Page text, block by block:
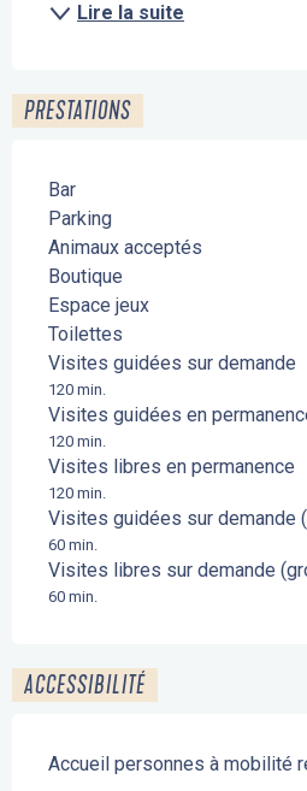
Lire la suite
PRESTATIONS
Bar
Parking
Animaux acceptés
Boutique
Espace jeux
Toilettes
Visites guidées sur demande
120 min.
Visites guidées en
120 min.
Visites libres en permanence
120 min.
Visites guidées sur demande
60 min.
Visites libres sur demande
60 min.
ACCESSIBILITÉ
Accueil personnes à mobilité